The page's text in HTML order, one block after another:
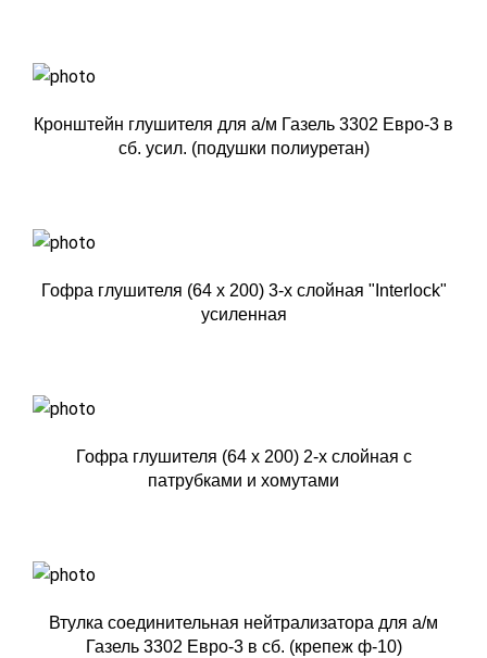
Кронштейн глушителя для а/м Газель 3302 Евро-3 в
сб. усил. (подушки полиуретан)
Гофра глушителя (64 x 200) 3-х слойная "Interlock"
усиленная
Гофра глушителя (64 x 200) 2-х слойная с
патрубками и хомутами
Втулка соединительная нейтрализатора для а/м
Газель 3302 Евро-3 в сб. (крепеж ф-10)